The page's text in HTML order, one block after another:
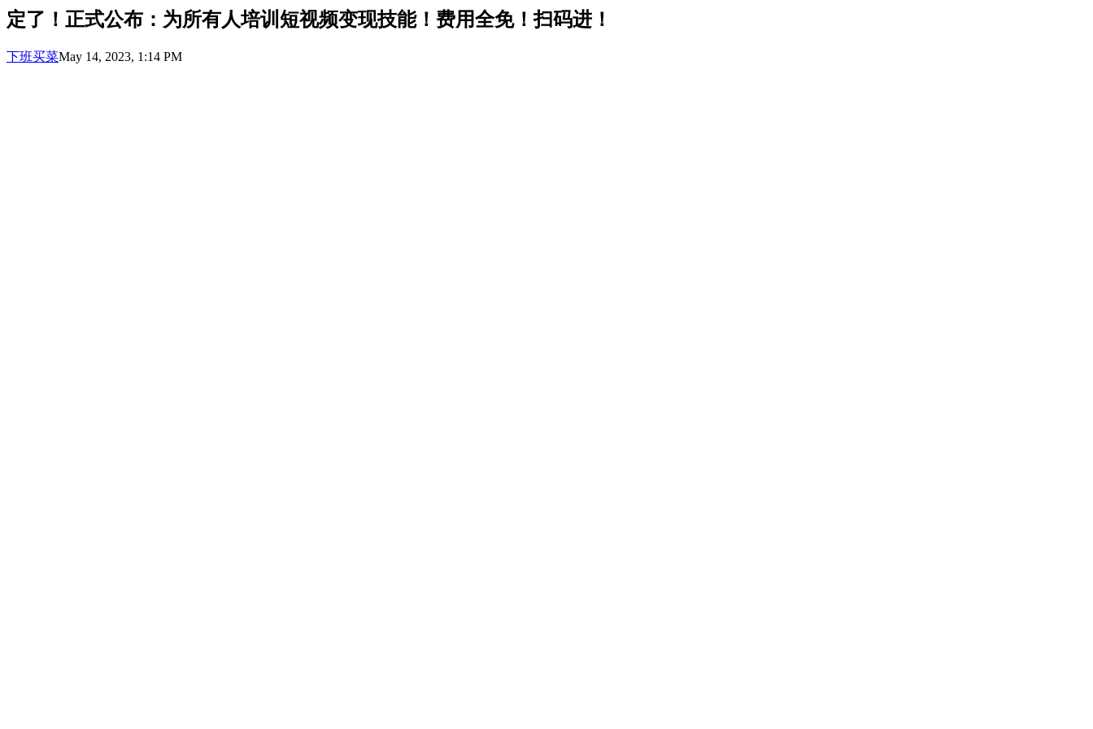
定了！正式公布：为所有人培训短视频变现技能！费用全免！扫码进！
下班买菜May 14, 2023, 1:14 PM